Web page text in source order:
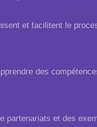
et facilitent le
des
et des